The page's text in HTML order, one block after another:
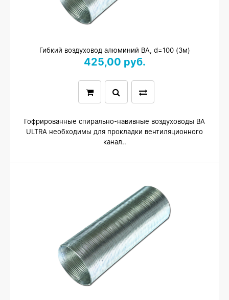
Гибкий воздуховод алюминий ВА, d=100 (3м)
425,00 руб.
Гофрированные спирально-навивные воздуховоды ВА
ULTRA необходимы для прокладки вентиляционного
канал..